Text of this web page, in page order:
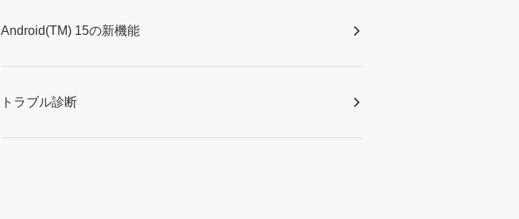
Android(TM) 15の新機能
トラブル診断